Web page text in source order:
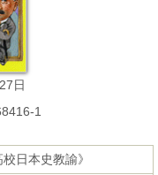
日
1
日本史教諭》